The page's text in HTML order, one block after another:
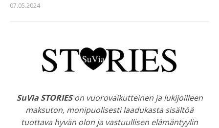
07.05.2024
SuVia STORIESon vuorovaikutteinen ja lukijoilleen
maksuton, monipuolisesti laadukasta sisältöä
tuottava hyvän olon ja vastuullisen elämäntyylin